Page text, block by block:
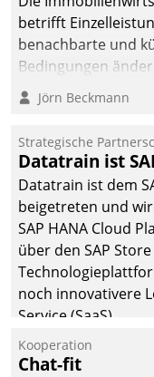
betrifft
benachbarte und
Bedingungen
technisch die
fürs Wachsen
Jörn Beckmann
Strategische
Datatrain ist
Datatrain ist dem
beigetreten und
SAP HANA Cloud
über den SAP
noch innovativere
Service (SaaS).
Kooperation
Chat-fit